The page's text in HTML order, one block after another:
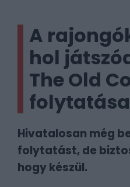
A
hol
The Old
folytatása
Hivatalosan még
folytatást, de
hogy készül.